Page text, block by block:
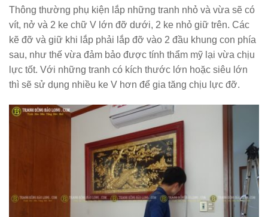
Thông thường phụ kiện lắp những tranh nhỏ và vừa sẽ có
vít, nở và 2 ke chữ V lớn đỡ dưới, 2 ke nhỏ giữ trên. Các
kẽ đỡ và giữ khi lắp phải lắp đỡ vào 2 đầu khung con phía
sau, như thế vừa đảm bảo được tính thẩm mỹ lại vừa chịu
lực tốt. Với những tranh có kích thước lớn hoặc siêu lớn
thì sẽ sử dụng nhiều ke V hơn để gia tăng chịu lực đỡ.